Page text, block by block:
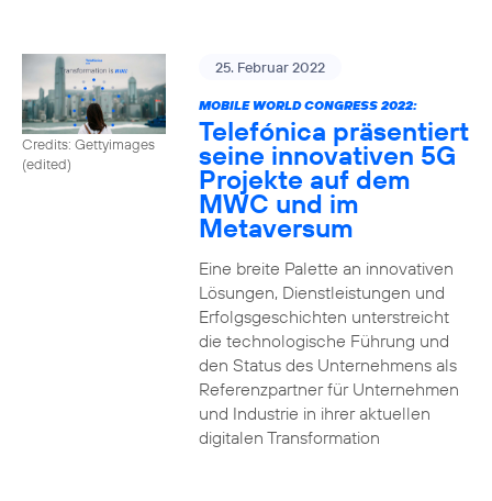
Credits: Gettyimages
(edited)
25. Februar 2022
MOBILE WORLD CONGRESS 2022:
Telefónica präsentiert
seine innovativen 5G
Projekte auf dem
MWC und im
Metaversum
Eine breite Palette an innovativen
Lösungen, Dienstleistungen und
Erfolgsgeschichten unterstreicht
die technologische Führung und
den Status des Unternehmens als
Referenzpartner für Unternehmen
und Industrie in ihrer aktuellen
digitalen Transformation